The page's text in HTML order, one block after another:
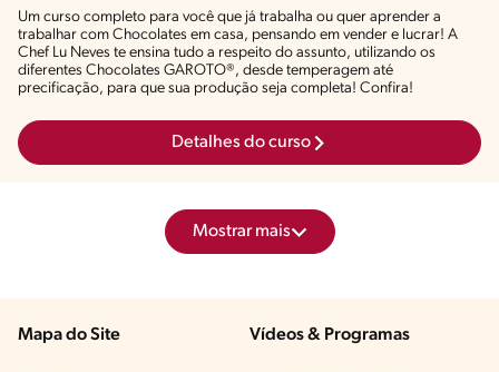
Um curso completo para você que já trabalha ou quer aprender a
trabalhar com Chocolates em casa, pensando em vender e lucrar! A
Chef Lu Neves te ensina tudo a respeito do assunto, utilizando os
diferentes Chocolates GAROTO®, desde temperagem até
precificação, para que sua produção seja completa! Confira!
Detalhes do curso
Mostrar mais
Mapa do Site Vídeos & Programas​